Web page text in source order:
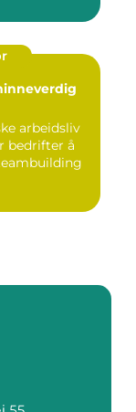
arbeidsliv
bedrifter å